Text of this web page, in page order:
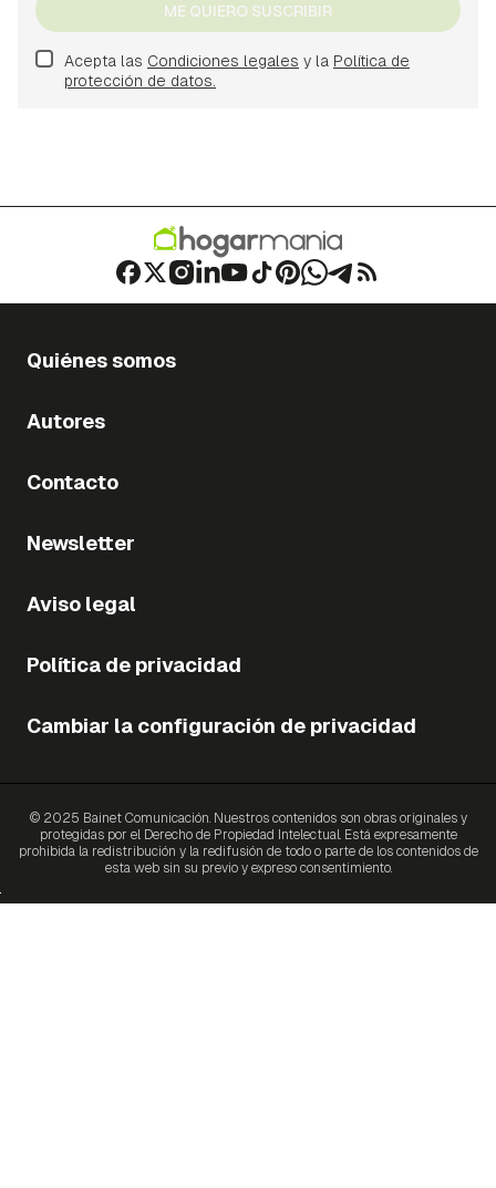
ME QUIERO SUSCRIBIR
Acepta las Condiciones legales y la Política de
protección de datos.
Quiénes somos
Autores
Contacto
Newsletter
Aviso legal
Política de privacidad
Cambiar la configuración de privacidad
© 2025 Bainet Comunicación. Nuestros contenidos son obras originales y
protegidas por el Derecho de Propiedad Intelectual. Está expresamente
prohibida la redistribución y la redifusión de todo o parte de los contenidos de
esta web sin su previo y expreso consentimiento.